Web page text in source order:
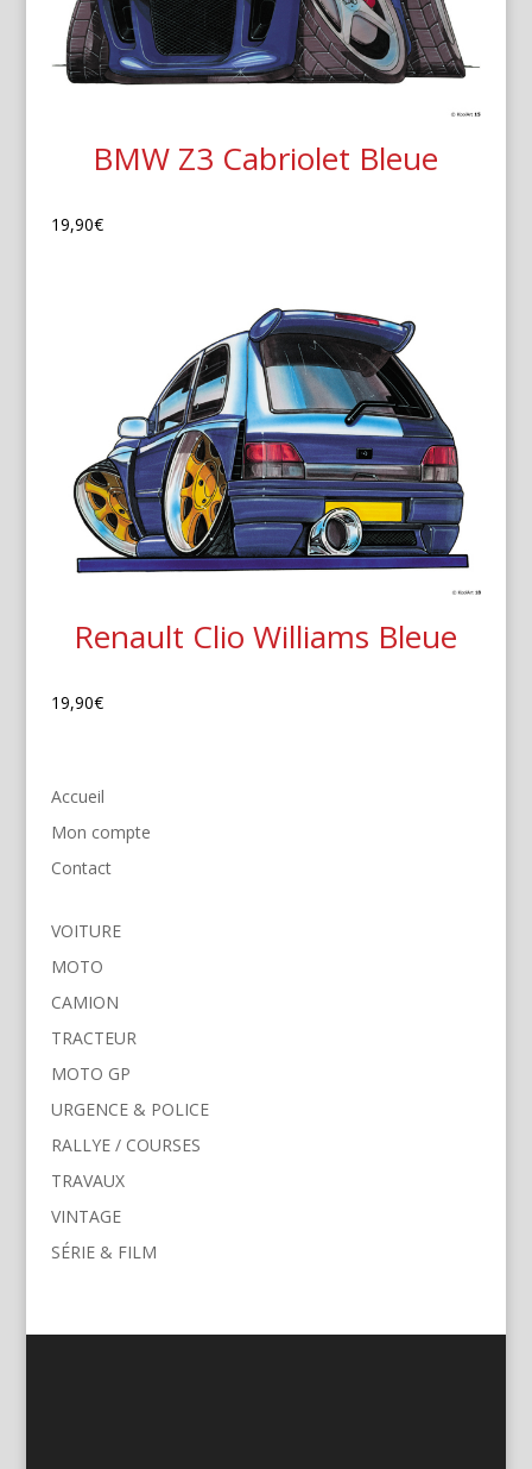
BMW Z3 Cabriolet Bleue
19,90€
Renault Clio Williams Bleue
19,90€
Accueil
Mon compte
Contact
VOITURE
MOTO
CAMION
TRACTEUR
MOTO GP
URGENCE & POLICE
RALLYE / COURSES
TRAVAUX
VINTAGE
SÉRIE & FILM